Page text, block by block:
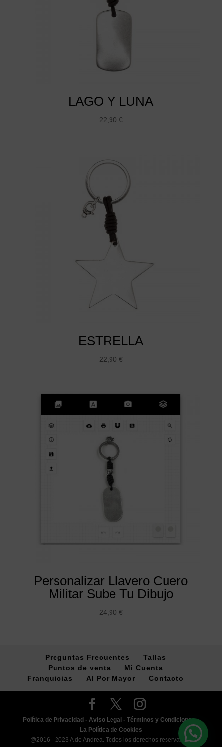
LAGO Y LUNA
22,90 €
ESTRELLA
22,90 €
Personalizar Llavero Cuero
Militar Sube Tu Dibujo
24,90 €
Preguntas Frecuentes
Tallas
Puntos de venta
Mi Cuenta
Franquicias
Al Por Mayor Contacto
Política de Privacidad - Aviso Legal -Términos y Condiciones -
La Política de Cookies
@2016 - 2023 A de Andrea. Todos los derechos reservados.